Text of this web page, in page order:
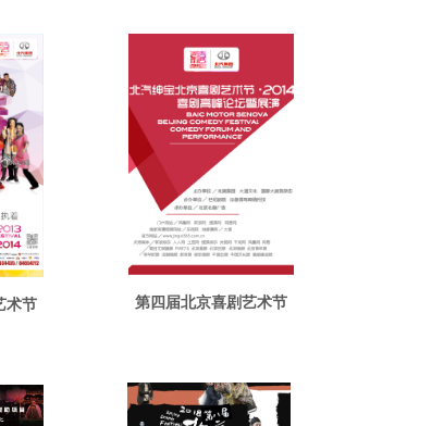
术节 第四届北京喜剧艺术节